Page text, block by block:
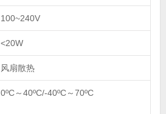
100~240V
<20W
风扇散热
0ºC～40ºC/-40ºC～70ºC